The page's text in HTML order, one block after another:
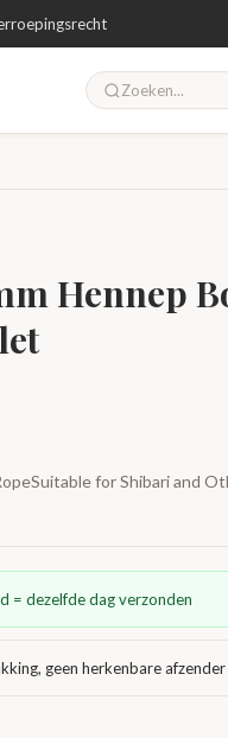
Hennep
for Shibari and
= dezelfde dag verzonden
geen herkenbare afzender